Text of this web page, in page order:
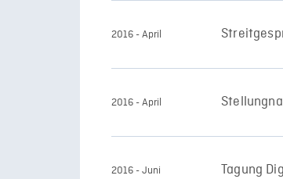
2016 - April
2016 - April
2016 - Juni Tagung